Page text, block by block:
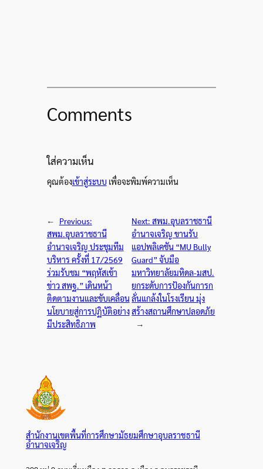
Comments
ใส่ความเห็น
คุณต้องเข้าสู่ระบบ เพื่อจะพิมพ์ความเห็น
←
Previous:
สพม.อุบลราชธานี
อำนาจเจริญ ประชุมทีม
บริหาร ครั้งที่ 17/2569
ร่วมรับชม “พฤหัสเช้า
ข่าว สพฐ.” เดินหน้า
ติดตามงานและขับเคลื่อน
นโยบายสู่การปฏิบัติอย่าง
มีประสิทธิภาพ
Next:สพม.อุบลราชธานี
อำนาจเจริญ ขานรับ
แอปพลิเคชัน “MU Bully
Guard” จับมือ
มหาวิทยาลัยมหิดล-มสป.
ยกระดับการป้องกันการก
ลั่นแกล้งในโรงเรียน มุ่ง
สร้างสถานศึกษาปลอดภัย
→
สำนักงานเขตพื้นที่การศึกษามัธยมศึกษาอุบลราชธานี
อำนาจเจริญ